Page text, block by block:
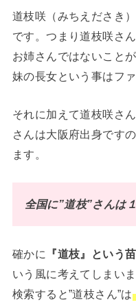
道枝咲（みちえださき
です。つまり道枝咲さ
お姉さんではないこと
妹の長女という事はフ
それに加えて道枝咲さ
さんは大阪府出身です
ます。
全国に”道枝”さんは
確かに 『道枝』という
いう風に考えてしまい
検索すると”道枝さん”は